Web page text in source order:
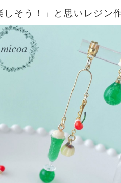
そう！」と思いレジン